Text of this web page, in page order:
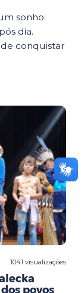
sonho:
dia.
de conquistar
1041 visualizações
povos